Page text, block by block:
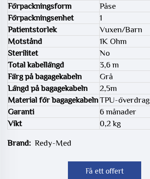
Förpackningsform
Påse
Förpackningsenhet
1
Patientstorlek
Vuxen/Barn
Motstånd
1K Ohm
Sterilitet
No
Total kabellängd
3,6 m
Färg på bagagekabeln
Grå
Längd på bagagekabeln
2,5m
Material för bagagekabelnTPU-överdrag
Garanti
6 månader
Vikt
0,2 kg
Brand: Redy-Med
Få ett offert